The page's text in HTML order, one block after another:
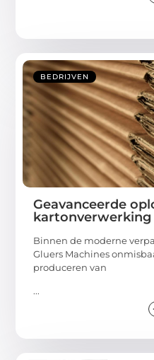
BEDRIJVEN
Geavanceerde
kartonverwerking
Binnen de moderne
Gluers Machines
produceren van
...